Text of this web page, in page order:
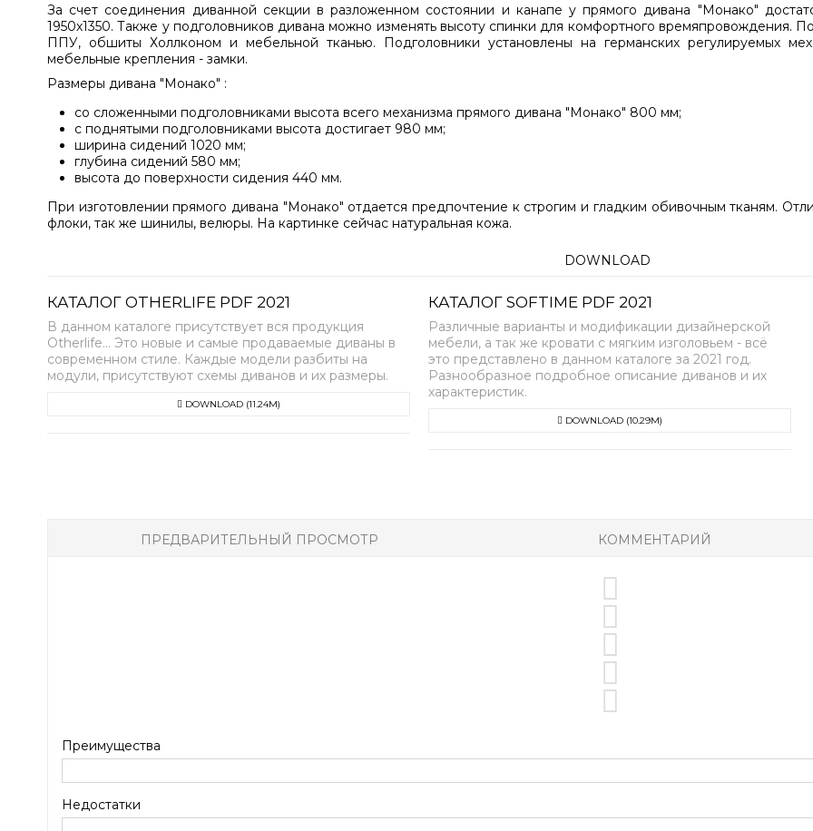
За счет соединения диванной секции в разложенном состоянии и канапе у прямого дивана "Монако"
1950х1350. Также у подголовников дивана можно изменять высоту спинки для комфортного времяпровождения.
ППУ, обшиты Холлконом и мебельной тканью. Подголовники установлены на германских регулируемых
мебельные крепления - замки.
Размеры дивана "Монако" :
со сложенными подголовниками высота всего механизма прямого дивана "Монако" 800 мм;
с поднятыми подголовниками высота достигает 980 мм;
ширина сидений 1020 мм;
глубина сидений 580 мм;
высота до поверхности сидения 440 мм.
При изготовлении прямого дивана "Монако" отдается предпочтение к строгим и гладким обивочным тканям.
флоки, так же шинилы, велюры. На картинке сейчас натуральная кожа.
DOWNLOAD
КАТАЛОГ OTHERLIFE PDF 2021
В данном каталоге присутствует вся продукция
Otherlife... Это новые и самые продаваемые диваны в
современном стиле. Каждые модели разбиты на
модули, присутствуют схемы диванов и их размеры.
DOWNLOAD (11.24M)
КАТАЛОГ SOFTIME PDF 2021
Различные варианты и модификации дизайнерской
мебели, а так же кровати с мягким изголовьем - всё
это представлено в данном каталоге за 2021 год.
Разнообразное подробное описание диванов и их
характеристик.
DOWNLOAD (10.29M)
ПРЕДВАРИТЕЛЬНЫЙ ПРОСМОТР КОММЕНТАРИЙ
Преимущества
Недостатки